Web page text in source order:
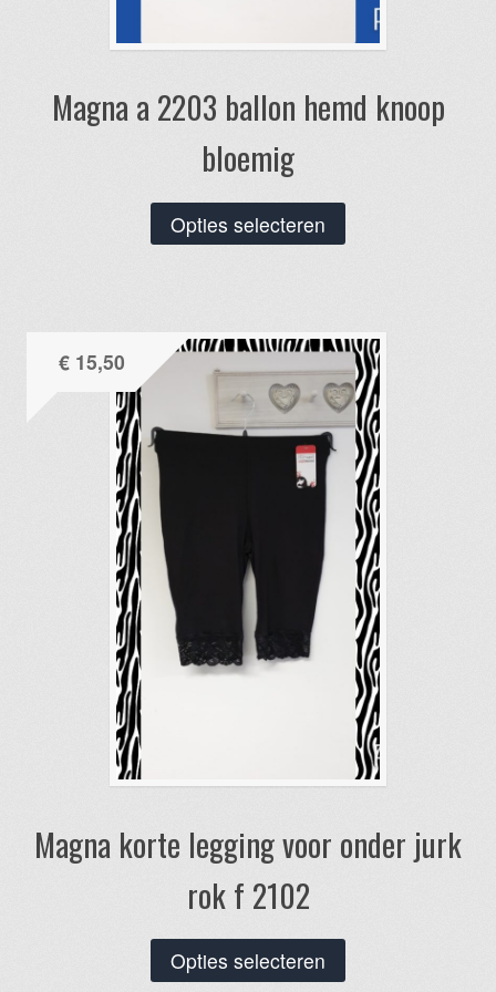
Magna a 2203 ballon hemd knoop
bloemig
Opties selecteren
product
variaties.
Deze
optie
kan
gekozen
worden
op
de
productpagina
Magna korte legging voor onder jurk
rok f 2102
€15,50
Opties selecteren
product